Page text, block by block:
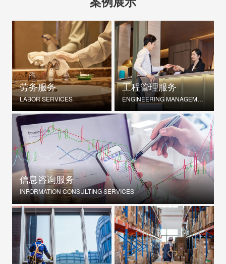
劳务服务
LABOR SERVICES
工程管理服务
ENGINEERING MANAGEMENT SERVICES
信息咨询服务
INFORMATION CONSULTING SERVICES